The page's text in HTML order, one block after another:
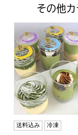
その他
【料理屋こだま
送料込み 冷凍